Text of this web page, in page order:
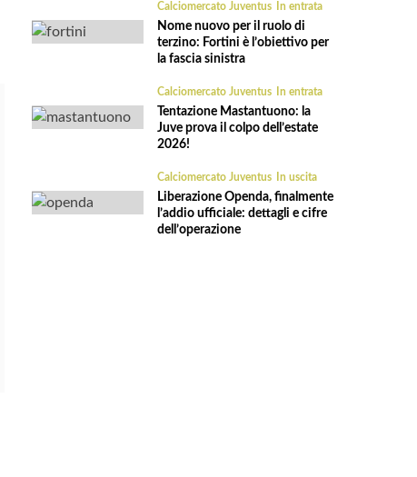
Calciomercato Juventus In entrata
Nome nuovo per il ruolo di
terzino: Fortini è l’obiettivo per
la fascia sinistra
Calciomercato Juventus In entrata
Tentazione Mastantuono: la
Juve prova il colpo dell’estate
2026!
Calciomercato Juventus In uscita
Liberazione Openda, finalmente
l’addio ufficiale: dettagli e cifre
dell’operazione